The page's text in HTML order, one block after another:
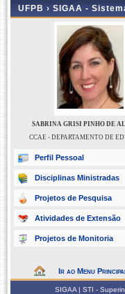
UFPB › SIGAA -
SABRINA GRISI PINHO DE
CCAE - DEPARTAMENTO DE
Perfil Pessoal
Disciplinas Ministradas
Projetos de Pesquisa
Atividades de Extensão
Projetos de Monitoria
Ir ao Menu Principal
SIGAA | STI -